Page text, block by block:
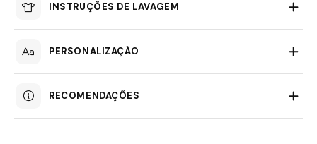
INSTRUÇÕES DE LAVAGEM
PERSONALIZAÇÃO
RECOMENDAÇÕES